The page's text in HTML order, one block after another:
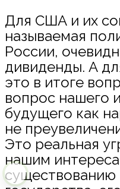
Для США и их
называемая
России,
дивиденды. А
это в итоге
вопрос нашего
будущего как
не
Это реальная
нашим
существованию